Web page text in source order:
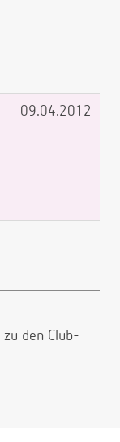
09.04.2012
zu den Club-